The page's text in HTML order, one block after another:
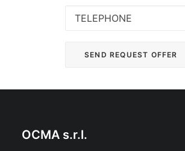
OCMA s.r.l.